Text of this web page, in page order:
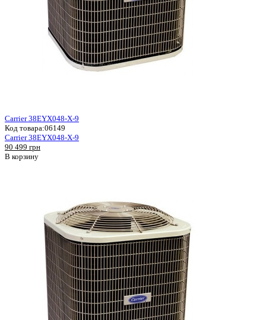
Carrier 38EYX048-X-9
Код товара:06149
Carrier 38EYX048-X-9
90 499 грн
В корзину